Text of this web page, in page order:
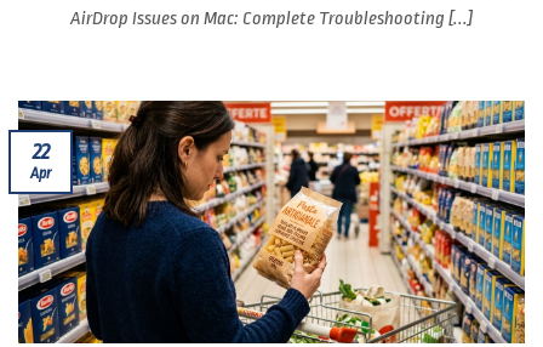
AirDrop Issues on Mac: Complete Troubleshooting [...]
22
Apr